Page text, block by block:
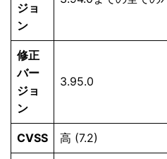
ジョ
ン
修正
バー
ジョ
ン
3.95.0
CVSS 高 (7.2)